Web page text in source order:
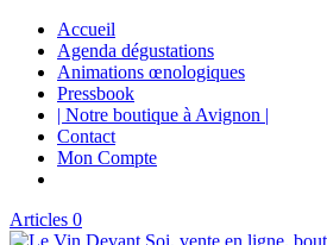
Accueil
Agenda dégustations
Animations œnologiques
Pressbook
| Notre boutique à Avignon |
Contact
Mon Compte
Articles 0